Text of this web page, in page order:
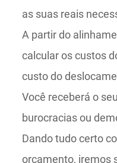
as suas reais
A partir do
calcular os custos
custo do
Você receberá o
burocracias ou
Dando tudo certo
orçamento, iremos